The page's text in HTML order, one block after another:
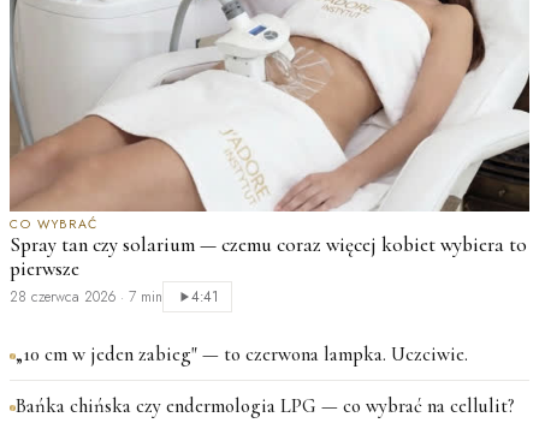
CO WYBRAĆ
Spray tan czy solarium — czemu coraz więcej kobiet wybiera to
pierwsze
28 czerwca 2026 · 7 min 4:41
„10 cm w jeden zabieg" — to czerwona lampka. Uczciwie.
Bańka chińska czy endermologia LPG — co wybrać na cellulit?